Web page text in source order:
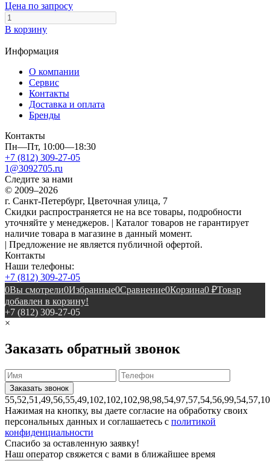
Цена по запросу
В корзину
Информация
О компании
Сервис
Контакты
Доставка и оплата
Бренды
Контакты
Пн—Пт, 10:00—18:30
+7 (812) 309-27-05
1@3092705.ru
Следите за нами
© 2009–2026
г. Санкт-Петербург, Цветочная улица, 7
Скидки распространяется не на все товары, подробности
уточняйте у менеджеров. | Каталог товаров не гарантирует
наличие товара в магазине в данный момент.
| Предложение не является публичной офертой.
Контакты
Наши телефоны:
+7 (812) 309-27-05
0Вы смотрели0Избранные0Сравнение0Корзина0 ₽Товар
добавлен в корзину!
+7 (812) 309-27-05
×
Заказать обратный звонок
Нажимая на кнопку, вы даете согласие на обработку своих
персональных данных и соглашаетесь с политикой
конфиденциальности
Спасибо за оставленную заявку!
Наш оператор свяжется с вами в ближайшее время